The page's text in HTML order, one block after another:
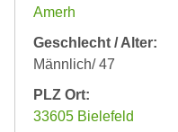
Amerh
Geschlecht / Alter:
Männlich/ 47
PLZ Ort:
33605 Bielefeld